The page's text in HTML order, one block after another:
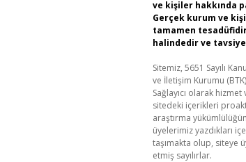
ve kişiler hakkında
Gerçek kurum ve
tamamen
halindedir ve
Sitemiz, 5651 Sayılı
ve İletişim Kurumu
Sağlayıcı olarak
sitedeki içerikleri
araştırma
üyelerimiz yazdıkları
taşımakta olup, siteye
etmiş sayılırlar.